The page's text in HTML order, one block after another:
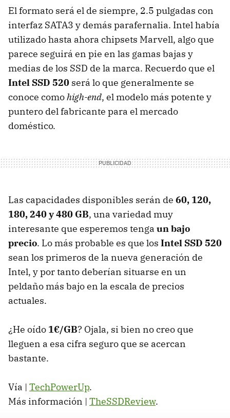
El formato será el de siempre, 2.5 pulgadas con
interfaz SATA3 y demás parafernalia. Intel había
utilizado hasta ahora chipsets Marvell, algo que
parece seguirá en pie en las gamas bajas y
medias de los SSD de la marca. Recuerdo que el
Intel SSD 520 será lo que generalmente se
conoce comohigh-end, el modelo más potente y
puntero del fabricante para el mercado
doméstico.
Las capacidades disponibles serán de 60, 120,
180, 240 y 480 GB, una variedad muy
interesante que esperemos tenga un bajo
precio. Lo más probable es que los Intel SSD 520
sean los primeros de la nueva generación de
Intel, y por tanto deberían situarse en un
peldaño más bajo en la escala de precios
actuales.
¿He oído 1€/GB? Ojala, si bien no creo que
lleguen a esa cifra seguro que se acercan
bastante.
Vía | TechPowerUp.
Más información | TheSSDReview.